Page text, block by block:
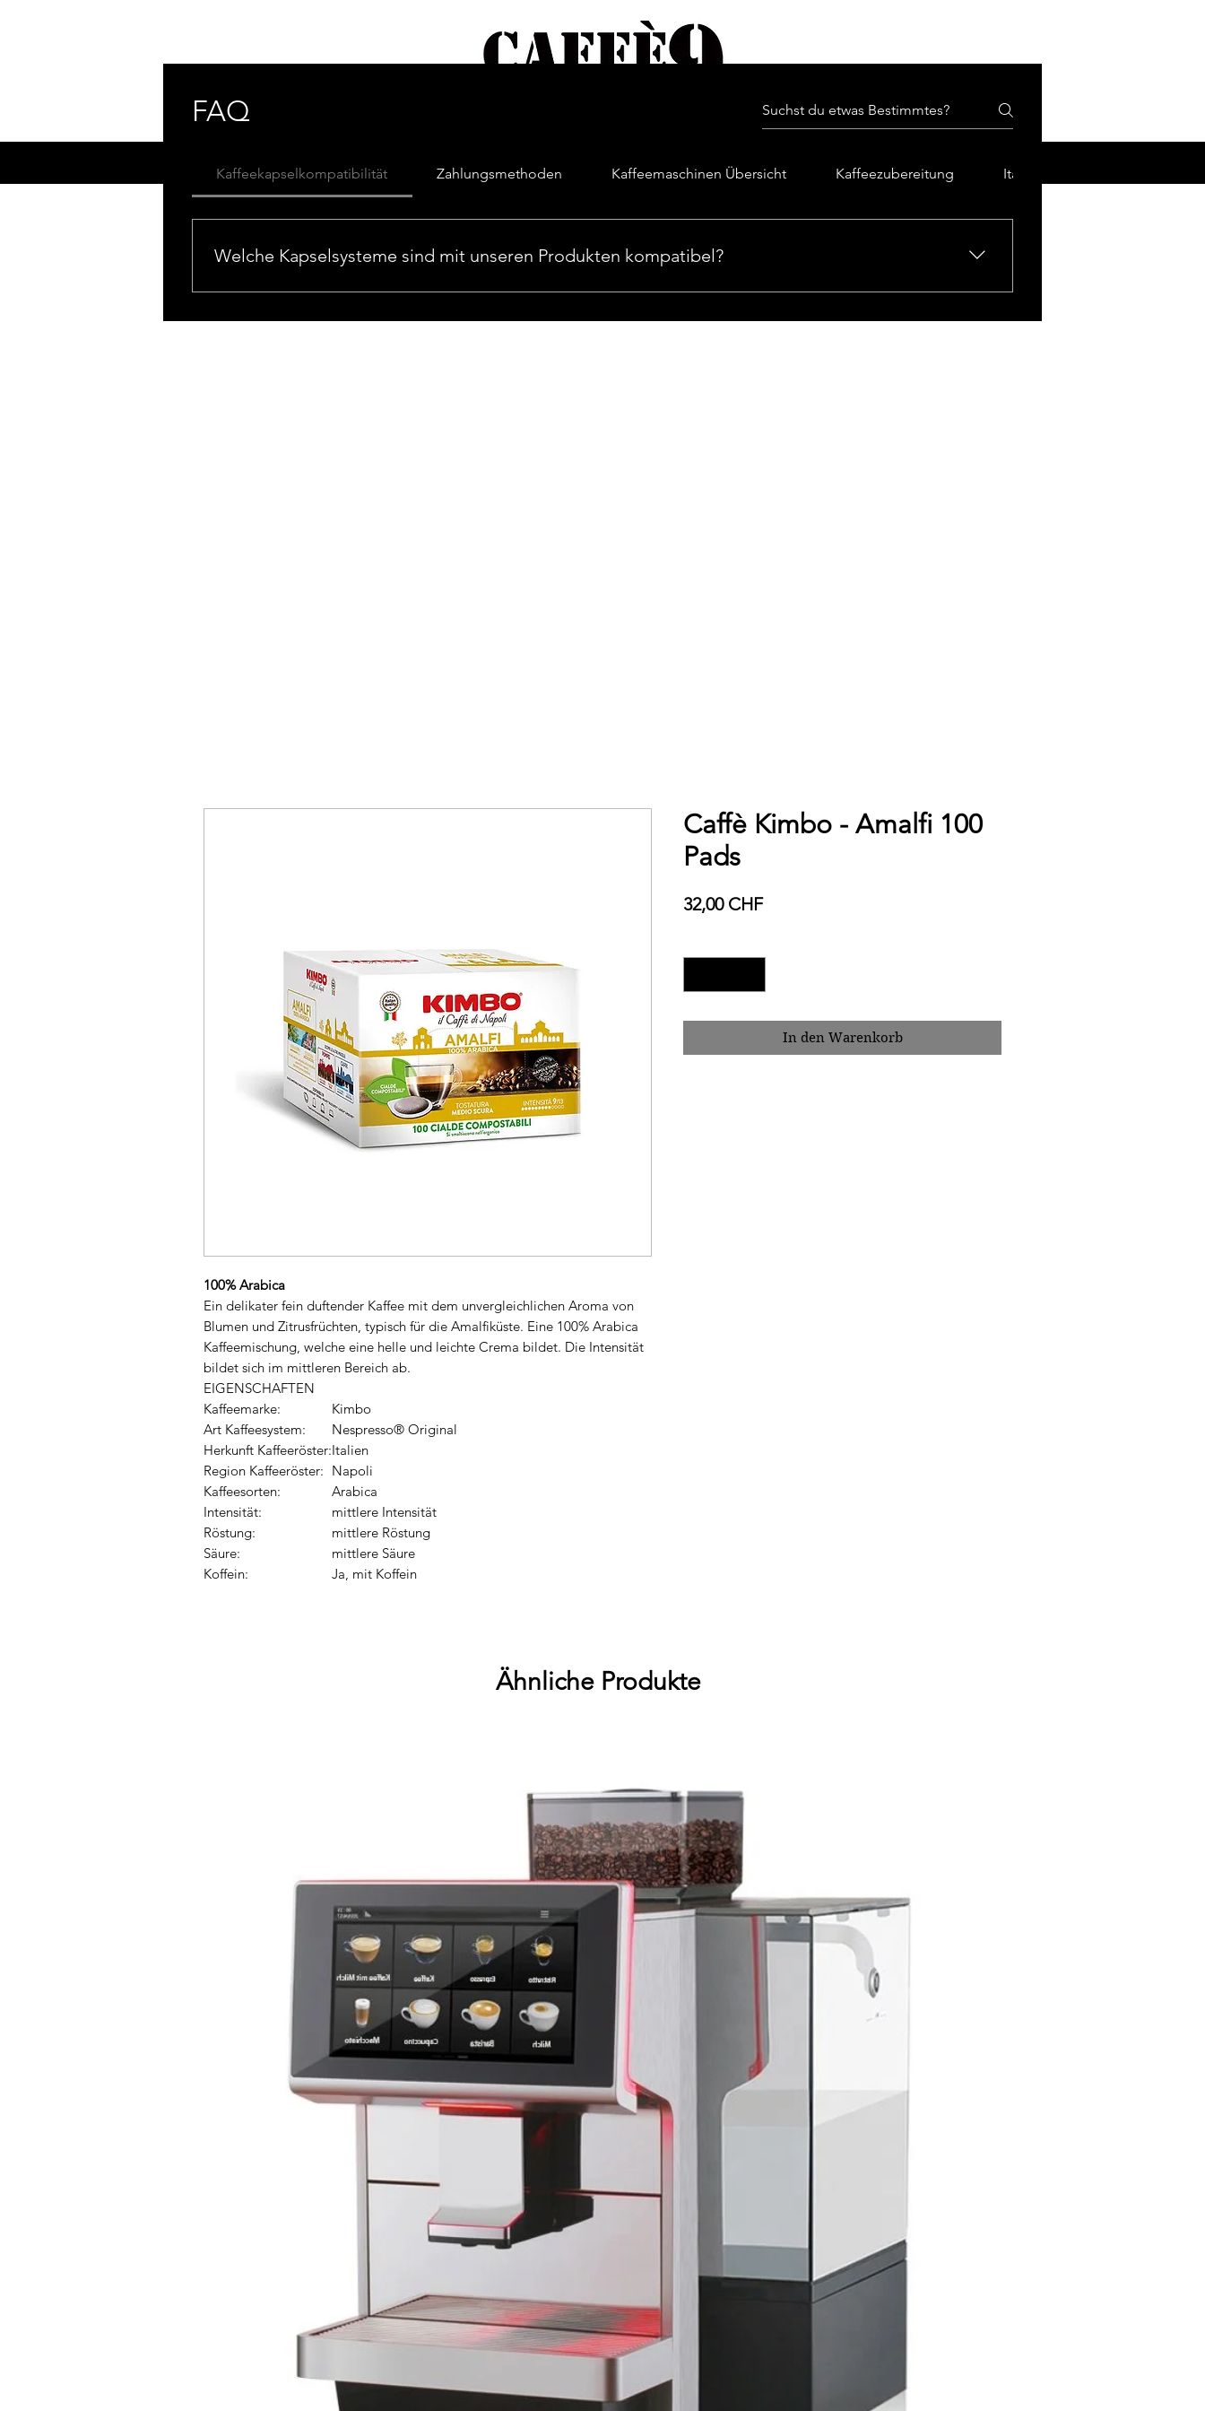
Forum
FAQ
Kaffeekapselkompatibilität Zahlungsmethoden Kaffeemaschinen Übersicht Kaffeezubereitung Italienische Kaffeesorten
Welche Kapselsysteme sind mit unseren Produkten kompatibel?
finden Sie garantiert die passende Lösung für Ihre Maschine.
100% Arabica
Ein delikater fein duftender Kaffee mit dem unvergleichlichen Aroma von
Blumen und Zitrusfrüchten, typisch für die Amalfiküste. Eine 100% Arabica
Kaffeemischung, welche eine helle und leichte Crema bildet. Die Intensität
bildet sich im mittleren Bereich ab.
EIGENSCHAFTEN
Kaffeemarke:
Kimbo
Art Kaffeesystem:
Nespresso® Original
Herkunft Kaffeeröster:Italien
Region Kaffeeröster: Napoli
Kaffeesorten:
Arabica
Intensität:
mittlere Intensität
Röstung:
mittlere Röstung
Säure:
mittlere Säure
Koffein:
Ja, mit Koffein
Caffè Kimbo - Amalfi 100
Pads
32,00 CHFPreis
In den Warenkorb
Ähnliche Produkte